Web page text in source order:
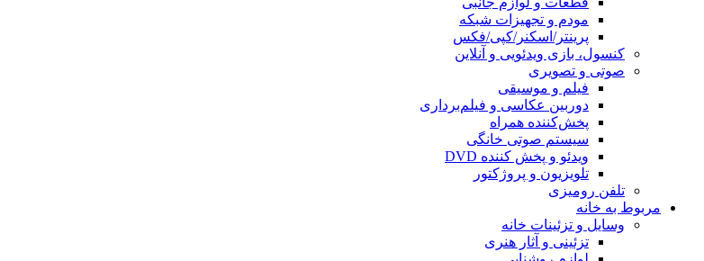
مودم و تجهیزات شبکه
پرینتر/اسکنر/کپی/فکس
کنسول، بازی‌ ویدئویی و آنلاین
صوتی و تصویری
فیلم و موسیقی
دوربین عکاسی و فیلم‌برداری
پخش‌کننده همراه
سیستم صوتی خانگی
ویدئو و پخش کننده DVD
تلویزیون و پروژکتور
تلفن رومیزی
مربوط به خانه
وسایل و تزئینات خانه
تزئینی و آثار هنری